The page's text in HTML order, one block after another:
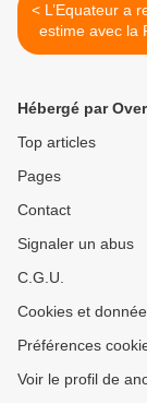
< L’Equateur a retrouvé son
estime avec la
Hébergé par
Top articles
Pages
Contact
Signaler un abus
C.G.U.
Cookies et
Préférences
Voir le profil de